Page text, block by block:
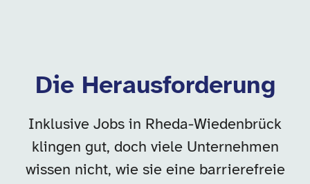
Die Herausforderung
Inklusive Jobs in Rheda-Wiedenbrück
klingen gut, doch viele Unternehmen
wissen nicht, wie sie eine barrierefreie